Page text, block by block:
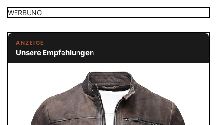
WERBUNG
ANZEIGE
Unsere Empfehlungen